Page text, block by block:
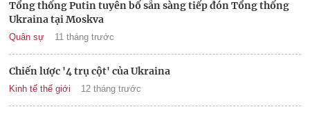
Tổng thống Putin tuyên bố sẵn sàng tiếp đón Tổng thống
Ukraina tại Moskva
Quân sự 11 tháng trước
Chiến lược '4 trụ cột' của Ukraina
Kinh tế thế giới 12 tháng trước